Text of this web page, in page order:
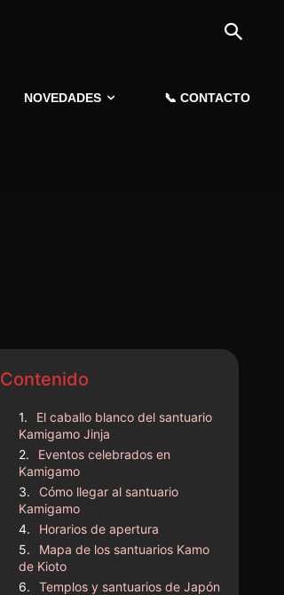
NOVEDADES 📞 CONTACTO
Contenido
El caballo blanco del santuario
Kamigamo Jinja
Eventos celebrados en
Kamigamo
Cómo llegar al santuario
Kamigamo
Horarios de apertura
Mapa de los santuarios Kamo
de Kioto
Templos y santuarios de Japón